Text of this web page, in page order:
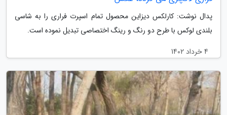
پدال نوشت: کارلکس دیزاین محصول تمام اسپرت فراری را به شاسی
بلندی لوکس با طرح دو رنگ و رینگ اختصاصی تبدیل نموده است.
4 خرداد 1402